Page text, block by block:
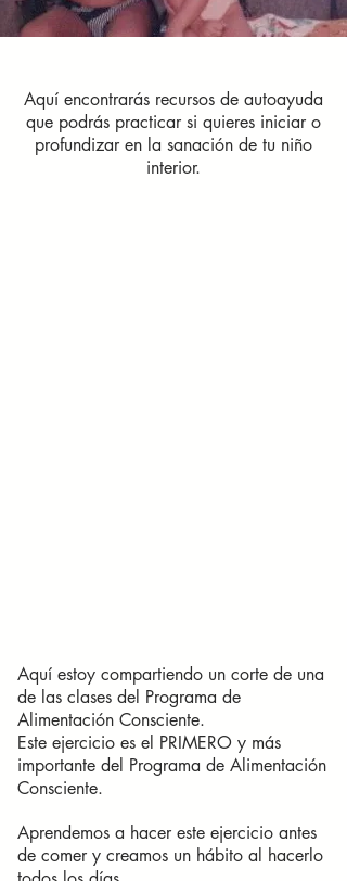
Aquí encontrarás recursos de autoayuda
que podrás practicar si quieres iniciar o
profundizar en la sanación de tu niño
interior.
Aquí estoy compartiendo un corte de una
de las clases del Programa de
Alimentación Consciente.
Este ejercicio es el PRIMERO y más
importante del Programa de Alimentación
Consciente.
Aprendemos a hacer este ejercicio antes
de comer y creamos un hábito al hacerlo